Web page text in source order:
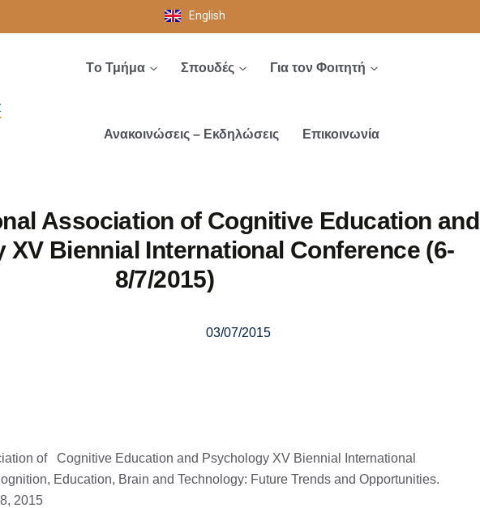
English
Tο Τμήμα Σπουδές Για τον Φοιτητή
Ανακοινώσεις – Εκδηλώσεις Επικοινωνία
Association of Cognitive Education and
XV Biennial International Conference (6-
8/7/2015)
03/07/2015
of Cognitive Education and Psychology XV Biennial International
Education, Brain and Technology: Future Trends and Opportunities.
2015